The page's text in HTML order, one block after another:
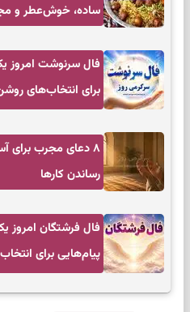
ساده، خوش‌عطر و
برای انتخاب‌های
۸ دعای مجرب برای
رساندن کار‌ها
پیام‌هایی برای